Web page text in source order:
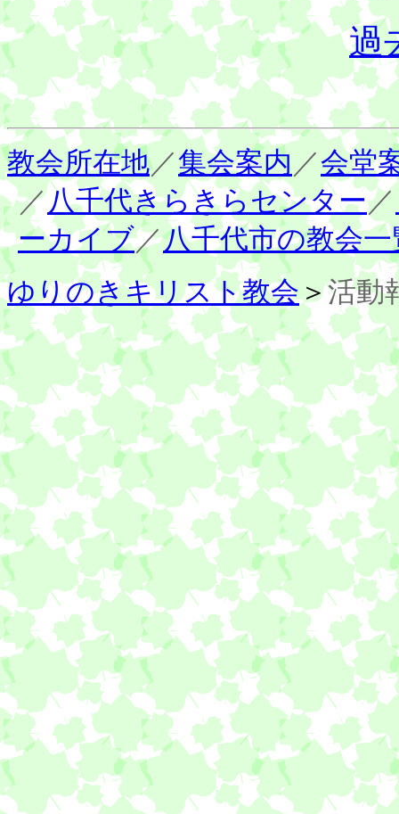
過
教会所在地／集会案内／会堂
／八千代きらきらセンター／
ーカイブ／八千代市の教会一
ゆりのきキリスト教会＞活動